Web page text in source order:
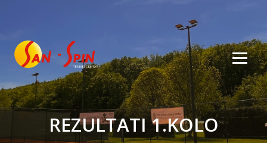
REZULTATI 1.KOLO